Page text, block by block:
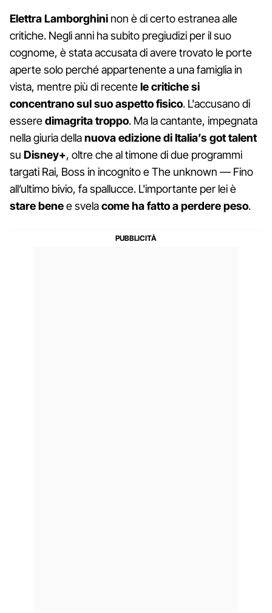
Elettra Lamborghini non è di certo estranea alle
critiche. Negli anni ha subito pregiudizi per il suo
cognome, è stata accusata di avere trovato le porte
aperte solo perché appartenente a una famiglia in
vista, mentre più di recentele critiche si
concentrano sul suo aspetto fisico. L'accusano di
esseredimagrita troppo. Ma la cantante, impegnata
nella giuria dellanuova edizione di Italia’s got talent
su Disney+, oltre che al timone di due programmi
targati Rai, Boss in incognito e The unknown — Fino
all’ultimo bivio, fa spallucce. L'importante per lei è
stare benee svelacome ha fatto a perdere peso.